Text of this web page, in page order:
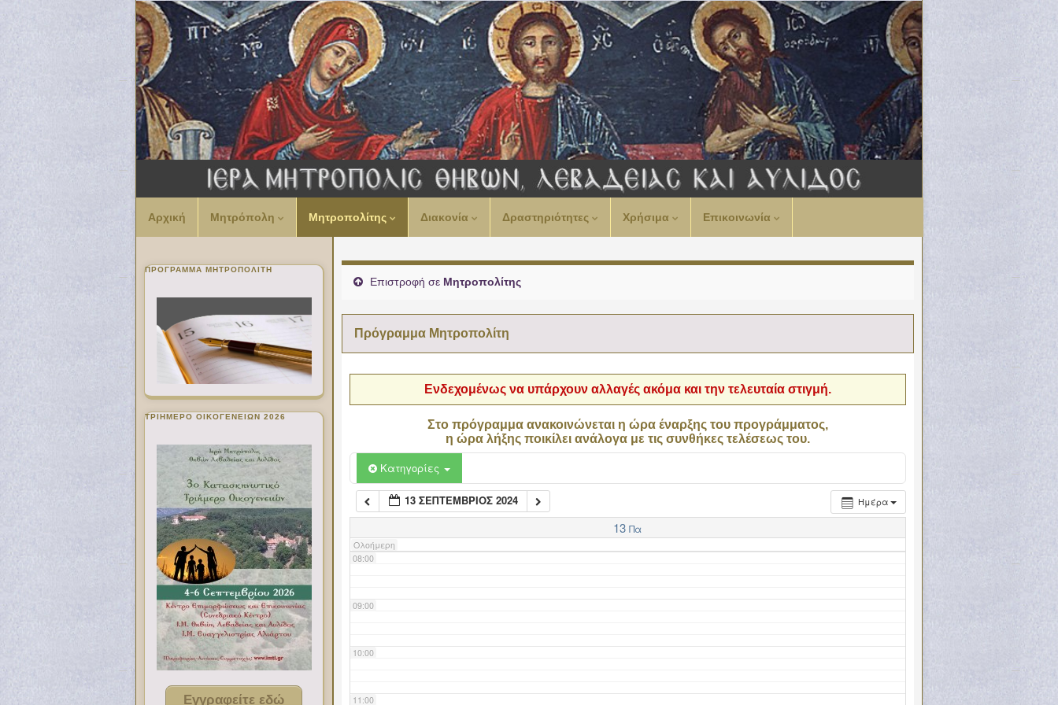
Αρχική Μητρόπολη Μητροπολίτης Διακονία Δραστηριότητες Χρήσιμα Επικοινωνία
Επιστροφή σε Μητροπολίτης
Πρόγραμμα Μητροπολίτη
Ενδεχομένως να υπάρχουν αλλαγές ακόμα και την τελευταία στιγμή.
Στο πρόγραμμα ανακοινώνεται η ώρα έναρξης του προγράμματος,
η ώρα λήξης ποικίλει ανάλογα με τις συνθήκες τελέσεως του.
Κατηγορίες
Ημέρα
13 ΣΕΠΤΈΜΒΡΙΟΣ 2024
13 Πα
Ολοήμερη
00:00
02:00
06:00
07:00
08:00
09:00
10:00
11:00
ΠΡΌΓΡΑΜΜΑ ΜΗΤΡΟΠΟΛΊΤΗ
ΤΡΙΗΜΕΡΟ ΟΙΚΟΓΕΝΕΙΩΝ 2026
Εγγραφείτε εδώ